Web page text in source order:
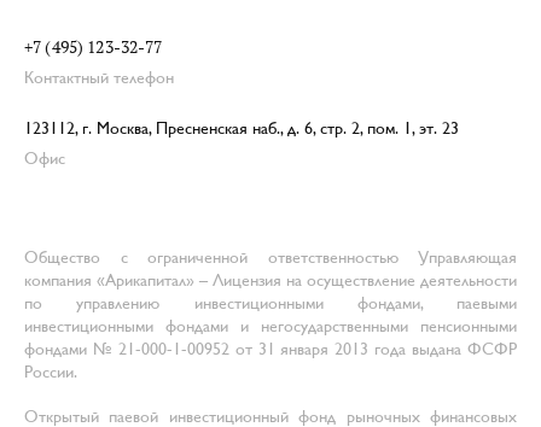
+7 (495) 123-32-77
Контактный телефон
123112, г. Москва, Пресненская наб., д. 6, стр. 2, пом. 1, эт. 23
Офис
Общество с ограниченной ответственностью Управляющая
компания «Арикапитал» – Лицензия на осуществление деятельности
по управлению инвестиционными фондами, паевыми
инвестиционными фондами и негосударственными пенсионными
фондами № 21-000-1-00952 от 31 января 2013 года выдана ФСФР
России.
Открытый паевой инвестиционный фонд рыночных финансовых